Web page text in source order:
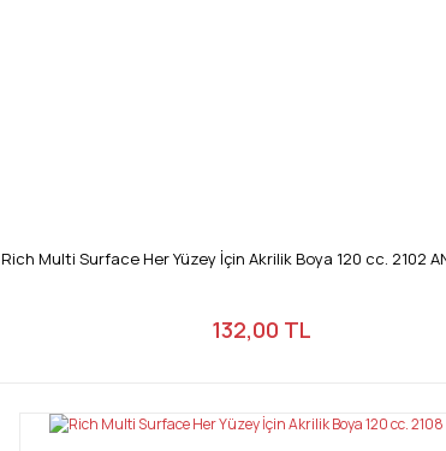
Rich Multi Surface Her Yüzey İçin Akrilik Boya 120 cc. 2102
132,00 TL